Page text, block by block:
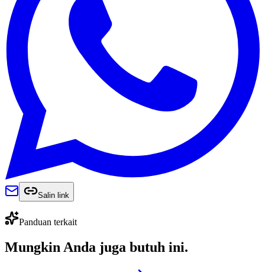
Salin link
Panduan terkait
Mungkin Anda juga butuh ini.